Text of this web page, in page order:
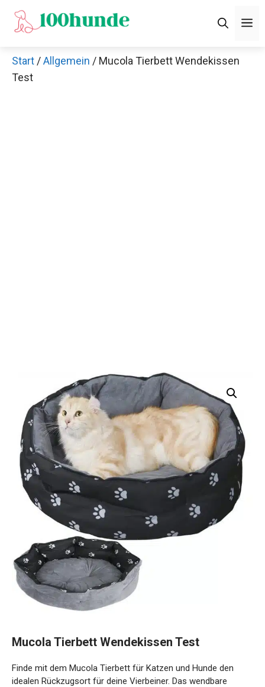
Zum
Inhalt
Start /Allgemein / Mucola Tierbett Wendekissen
Test
Mucola Tierbett Wendekissen Test
Finde mit dem Mucola Tierbett für Katzen und Hunde den
idealen Rückzugsort für deine Vierbeiner. Das wendbare